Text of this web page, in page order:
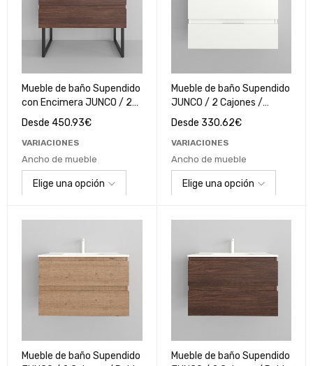
Mueble de baño Supendido
con Encimera JUNCO / 2
Cajones / Roble Nogal
Desde 450.93€
VARIACIONES
Ancho de mueble
Mueble de baño Supendido
JUNCO / 2 Cajones /
Blanco Polilaminado
Desde 330.62€
VARIACIONES
Ancho de mueble
Mueble de baño Supendido
Mueble de baño Supendido